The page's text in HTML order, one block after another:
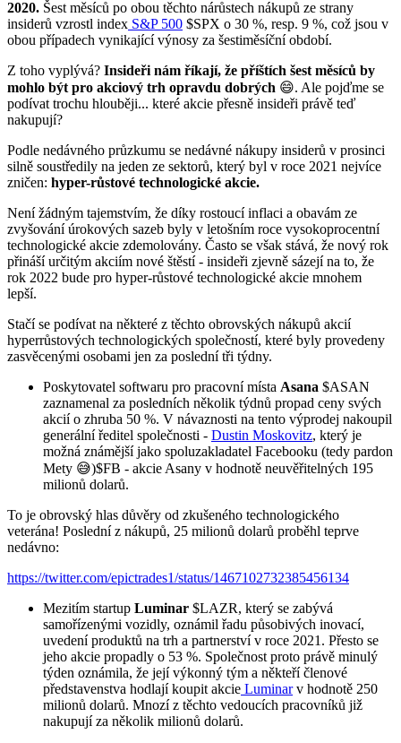
2020. Šest měsíců po obou těchto nárůstech nákupů ze strany
insiderů vzrostl index S&P 500 $SPX o 30 %, resp. 9 %, což jsou v
obou případech vynikající výnosy za šestiměsíční období.
Z toho vyplývá? Insideři nám říkají, že příštích šest měsíců by
mohlo být pro akciový trh opravdu dobrých 😄. Ale pojďme se
podívat trochu hlouběji... které akcie přesně insideři právě teď
nakupují?
Podle nedávného průzkumu se nedávné nákupy insiderů v prosinci
silně soustředily na jeden ze sektorů, který byl v roce 2021 nejvíce
zničen: hyper-růstové technologické akcie.
Není žádným tajemstvím, že díky rostoucí inflaci a obavám ze
zvyšování úrokových sazeb byly v letošním roce vysokoprocentní
technologické akcie zdemolovány. Často se však stává, že nový rok
přináší určitým akciím nové štěstí - insideři zjevně sázejí na to, že
rok 2022 bude pro hyper-růstové technologické akcie mnohem
lepší.
Stačí se podívat na některé z těchto obrovských nákupů akcií
hyperrůstových technologických společností, které byly provedeny
zasvěcenými osobami jen za poslední tři týdny.
Poskytovatel softwaru pro pracovní místa Asana $ASAN
zaznamenal za posledních několik týdnů propad ceny svých
akcií o zhruba 50 %. V návaznosti na tento výprodej nakoupil
generální ředitel společnosti - Dustin Moskovitz, který je
možná známější jako spoluzakladatel Facebooku (tedy pardon
Mety 😅)$FB - akcie Asany v hodnotě neuvěřitelných 195
milionů dolarů.
To je obrovský hlas důvěry od zkušeného technologického
veterána! Poslední z nákupů, 25 milionů dolarů proběhl teprve
nedávno:
https://twitter.com/epictrades1/status/1467102732385456134
Mezitím startup Luminar $LAZR, který se zabývá
samořízenými vozidly, oznámil řadu působivých inovací,
uvedení produktů na trh a partnerství v roce 2021. Přesto se
jeho akcie propadly o 53 %. Společnost proto právě minulý
týden oznámila, že její výkonný tým a někteří členové
představenstva hodlají koupit akcie Luminarv hodnotě 250
milionů dolarů. Mnozí z těchto vedoucích pracovníků již
nakupují za několik milionů dolarů.